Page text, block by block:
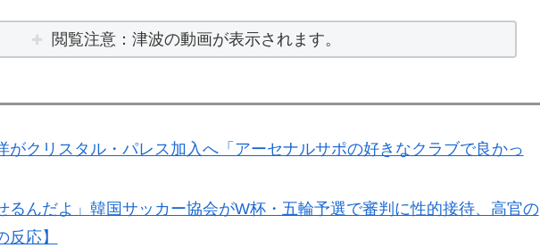
サッカー協会、W杯・五輪で複数回の性接待を行い審判を買収していたことが
国の反応
サッカー協会、W杯・五輪で複数回の性接待を行い審判を買収していたことが
FIFA会長、辞任危機でトランプ政権に泣き付くも無視されて海外失笑！【海外
閲覧注意：津波の動画が表示されます。
がクリスタル・パレス加入へ「アーセナルサポの好きなクラブで良かっ
るんだよ」韓国サッカー協会がW杯・五輪予選で審判に性的接待、高官の
応】